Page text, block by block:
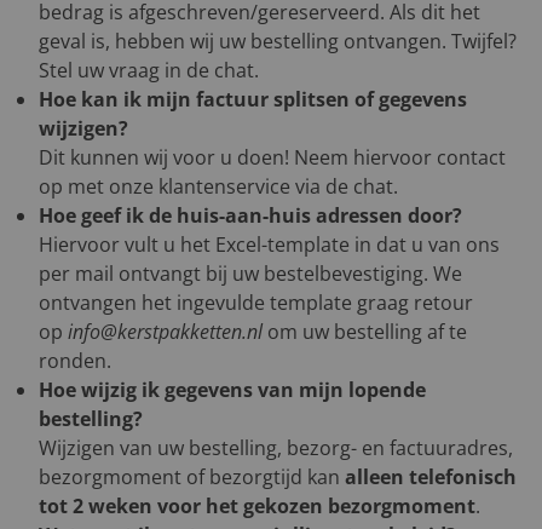
bedrag is afgeschreven/gereserveerd. Als dit het
geval is, hebben wij uw bestelling ontvangen. Twijfel?
Stel uw vraag in de chat.
Hoe kan ik mijn factuur splitsen of gegevens
wijzigen?
Dit kunnen wij voor u doen! Neem hiervoor contact
op met onze klantenservice via de chat.
Hoe geef ik de huis-aan-huis adressen door?
Hiervoor vult u het Excel-template in dat u van ons
per mail ontvangt bij uw bestelbevestiging. We
ontvangen het ingevulde template graag retour
op info@kerstpakketten.nlom uw bestelling af te
ronden.
Hoe wijzig ik gegevens van mijn lopende
bestelling?
Wijzigen van uw bestelling, bezorg- en factuuradres,
bezorgmoment of bezorgtijd kan alleen telefonisch
tot 2 weken voor het gekozen bezorgmoment.